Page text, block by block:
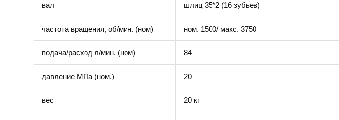
вал шлиц 35*2 (16 зубьев)
частота вращения, об/мин. (ном) ном. 1500/ макс. 3750
подача/расход л/мин. (ном) 84
давление МПа (ном.) 20
вес 20 кг